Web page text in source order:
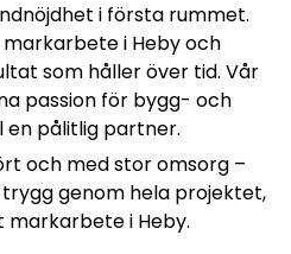
i första rummet.
i Heby och
som håller över tid. Vår
passion för bygg- och
pålitlig partner.
och med stor omsorg –
genom hela projektet,
i Heby.